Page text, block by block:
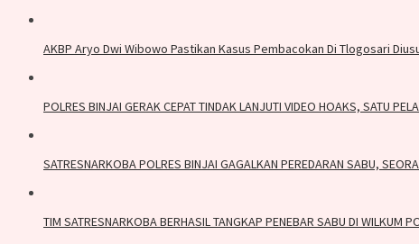
AKBP Aryo Dwi Wibowo Pastikan Kasus Pembacokan Di Tlogosari
POLRES BINJAI GERAK CEPAT TINDAK LANJUTI VIDEO HOAKS, SATU
SATRESNARKOBA POLRES BINJAI GAGALKAN PEREDARAN SABU,
TIM SATRESNARKOBA BERHASIL TANGKAP PENEBAR SABU DI WILKUM